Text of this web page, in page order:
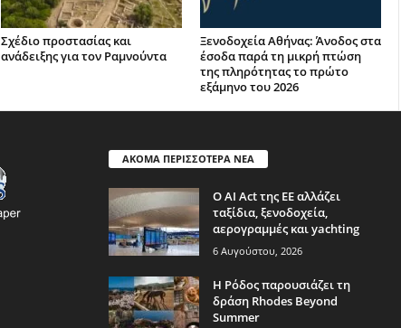
Σχέδιο προστασίας και
ανάδειξης για τον Ραμνούντα
Ξενοδοχεία Αθήνας: Άνοδος στα
έσοδα παρά τη μικρή πτώση
της πληρότητας το πρώτο
εξάμηνο του 2026
ΑΚΟΜΑ ΠΕΡΙΣΣΟΤΕΡΑ ΝΕΑ
Ο AI Act της ΕΕ αλλάζει
ταξίδια, ξενοδοχεία,
αερογραμμές και yachting
6 Αυγούστου, 2026
Η Ρόδος παρουσιάζει τη
δράση Rhodes Beyond
Summer